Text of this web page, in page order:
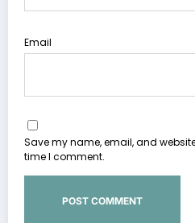
Email
Save my name, email, and
time I comment.